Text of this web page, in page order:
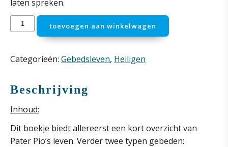
laten spreken.
grootste
komt
het
gebed
aantal
toevoegen aan winkelwagen
Categorieën: Gebedsleven, Heiligen
Beschrijving
Inhoud:
Dit boekje biedt allereerst een kort overzicht van
Pater Pio’s leven. Verder twee typen gebeden: